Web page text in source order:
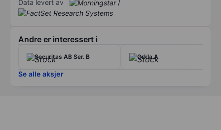
Data levert av /
Andre er interessert i
Securitas AB Ser. B Orkla A
Se alle aksjer